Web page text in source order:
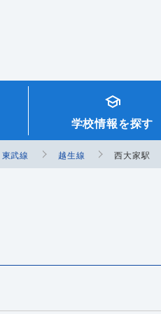
学校情報を探す
東武線 越生線 西大家駅